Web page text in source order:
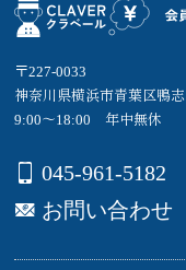
〒227-0033
神奈川県横浜市青葉区鴨
9:00～18:00 年中無休
045-961-5182
お問い合わせ